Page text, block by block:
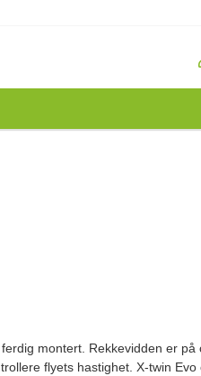
montert. Rekkevidden er på
flyets hastighet. X-twin Evo